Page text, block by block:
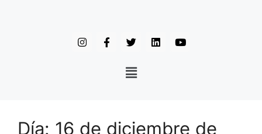
Día: 16 de diciembre de